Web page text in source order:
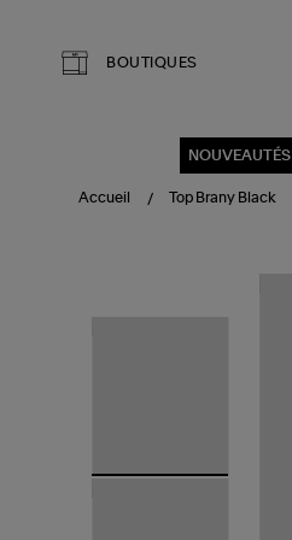
BOUTIQUES
NOUVEAUTÉS
Accueil Top Brany Black